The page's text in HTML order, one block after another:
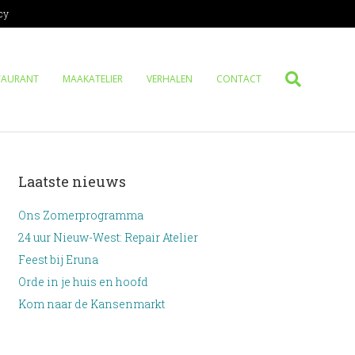
MAAKATELIER VERHALEN CONTACT
Laatste nieuws
Ons Zomerprogramma
24 uur Nieuw-West: Repair Atelier
Feest bij Eruna
Orde in je huis en hoofd
Kom naar de Kansenmarkt